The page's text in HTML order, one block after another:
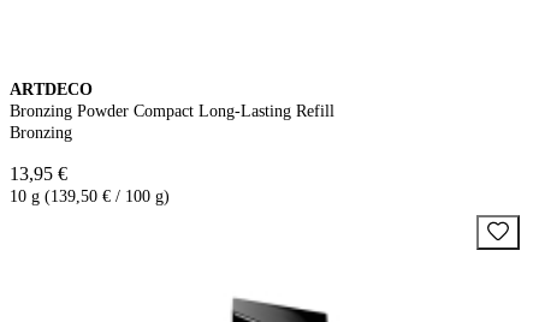
ARTDECO
Bronzing Powder Compact Long-Lasting Refill
Bronzing
13,95 €
10 g (139,50 € / 100 g)